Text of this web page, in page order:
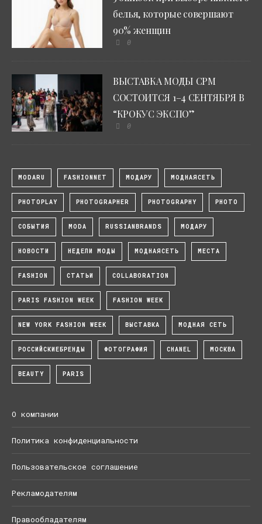
белья, которые совершают
90% женщин
0
ВЫСТАВКА МОДЫ CPM
СОСТОИТСЯ 1–4 СЕНТЯБРЯ В
“КРОКУС ЭКСПО”
0
MODARU FASHIONNET МОДАРУ МОДНАЯСЕТЬ
PHOTOPLAY PHOTOGRAPHER PHOTOGRAPHY PHOTO
СОБЫТИЯ MODA RUSSIANBRANDS МОДАРУ
НОВОСТИ НЕДЕЛИ МОДЫ МОДНАЯСЕТЬ МЕСТА
FASHION СТАТЬИ COLLABORATION
PARIS FASHION WEEK FASHION WEEK
NEW YORK FASHION WEEK ВЫСТАВКА МОДНАЯ СЕТЬ
РОССИЙСКИЕБРЕНДЫ ФОТОГРАФИЯ CHANEL МОСКВА
BEAUTY PARIS
О компании
Политика конфиденциальности
Пользовательское соглашение
Рекламодателям
Правообладателям